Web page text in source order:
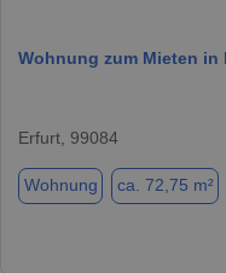
Wohnung zum Mieten in
Erfurt, 99084
Wohnung ca. 72,75 m²